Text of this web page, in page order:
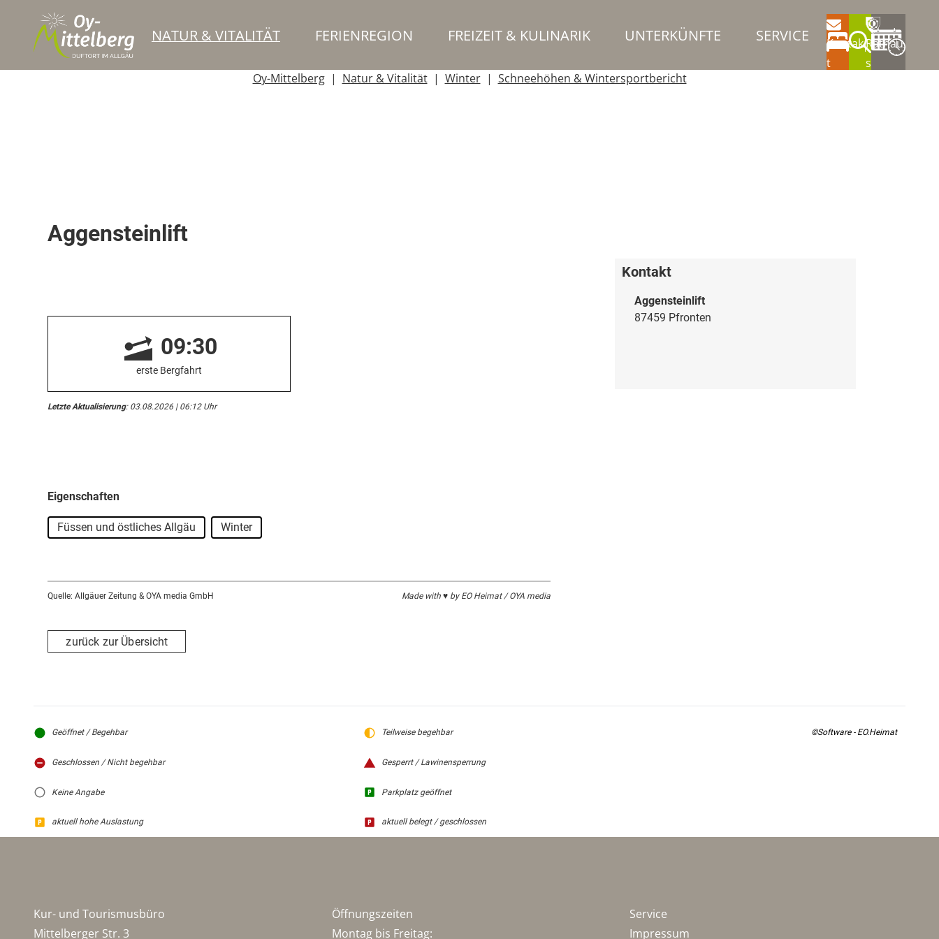
NATUR & VITALITÄT FERIENREGION FREIZEIT & KULINARIK UNTERKÜNFTE SERVICE
Kontak
t
Rathau
s
Oy-Mittelberg
Natur & Vitalität Winter Schneehöhen & Wintersportbericht
Aggensteinlift
09:30
erste Bergfahrt
Letzte Aktualisierung: 03.08.2026 | 06:12 Uhr
Eigenschaften
Füssen und östliches Allgäu Winter
Quelle: Allgäuer Zeitung & OYA media GmbH Made with ♥ by EO Heimat / OYA media
zurück zur Übersicht
Kontakt
Aggensteinlift
87459 Pfronten
Geöffnet / Begehbar Teilweise begehbar
Geschlossen / Nicht begehbar Gesperrt / Lawinensperrung
Keine Angabe Parkplatz geöffnet
aktuell hohe Auslastung aktuell belegt / geschlossen
©Software - EO.Heimat
Kur- und Tourismusbüro
Mittelberger Str. 3
Öffnungszeiten
Montag bis Freitag:
Service
Impressum